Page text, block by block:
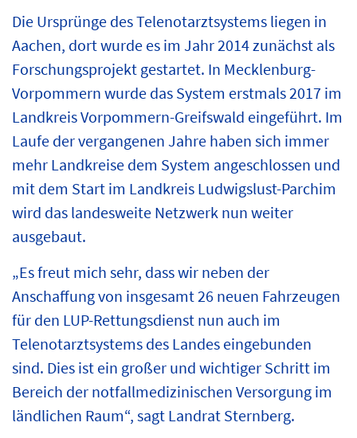
Die Ursprünge des Telenotarztsystems liegen in
Aachen, dort wurde es im Jahr 2014 zunächst als
Forschungsprojekt gestartet. In Mecklenburg-
Vorpommern wurde das System erstmals 2017 im
Landkreis Vorpommern-Greifswald eingeführt. Im
Laufe der vergangenen Jahre haben sich immer
mehr Landkreise dem System angeschlossen und
mit dem Start im Landkreis Ludwigslust-Parchim
wird das landesweite Netzwerk nun weiter
ausgebaut.
„Es freut mich sehr, dass wir neben der
Anschaffung von insgesamt 26 neuen Fahrzeugen
für den LUP-Rettungsdienst nun auch im
Telenotarztsystems des Landes eingebunden
sind. Dies ist ein großer und wichtiger Schritt im
Bereich der notfallmedizinischen Versorgung im
ländlichen Raum“, sagt Landrat Sternberg.